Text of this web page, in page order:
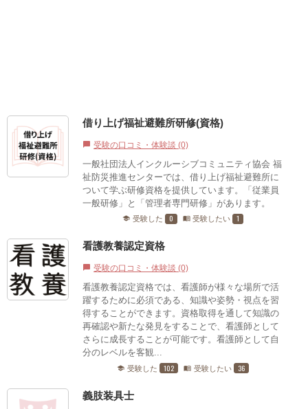
借り上げ福祉避難所研修(資格)
chat_bubble 受験の口コミ・体験談 (0)
一般社団法人インクルーシブコミュニティ協会 福
祉防災推進センターでは、借り上げ福祉避難所に
ついて学ぶ研修資格を提供しています。「従業員
一般研修」と「管理者専門研修」があります。
school 受験した 0 menu_book 受験したい 1
看護教養認定資格
chat_bubble 受験の口コミ・体験談 (0)
看護教養認定資格では、看護師が様々な場所で活
躍するために必須である、知識や姿勢・視点を習
得することができます。資格取得を通して知識の
再確認や新たな発見をすることで、看護師として
さらに成長することが可能です。看護師として自
分のレベルを客観...
school 受験した 102 menu_book 受験したい 36
義肢装具士